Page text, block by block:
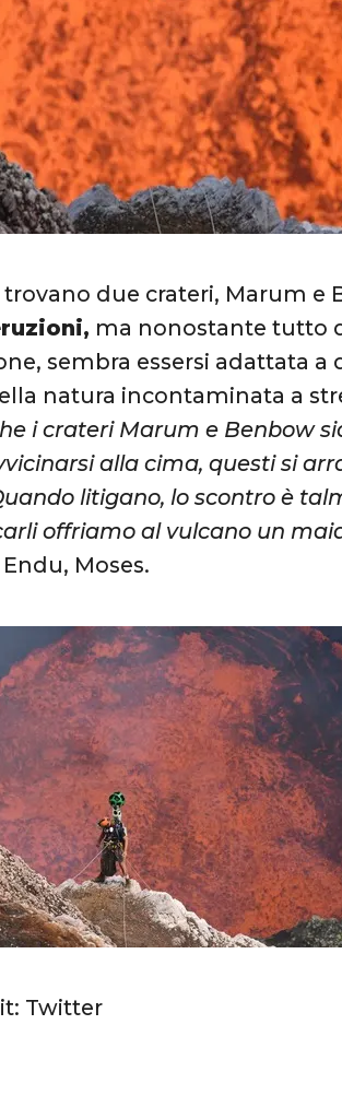
trovano due crateri, Marum e
ma nonostante tutto
sembra essersi adattata
natura incontaminata a
i crateri Marum e Benbow
alla cima, questi si
litigano, lo scontro è
offriamo al vulcano un
Moses.
Twitter